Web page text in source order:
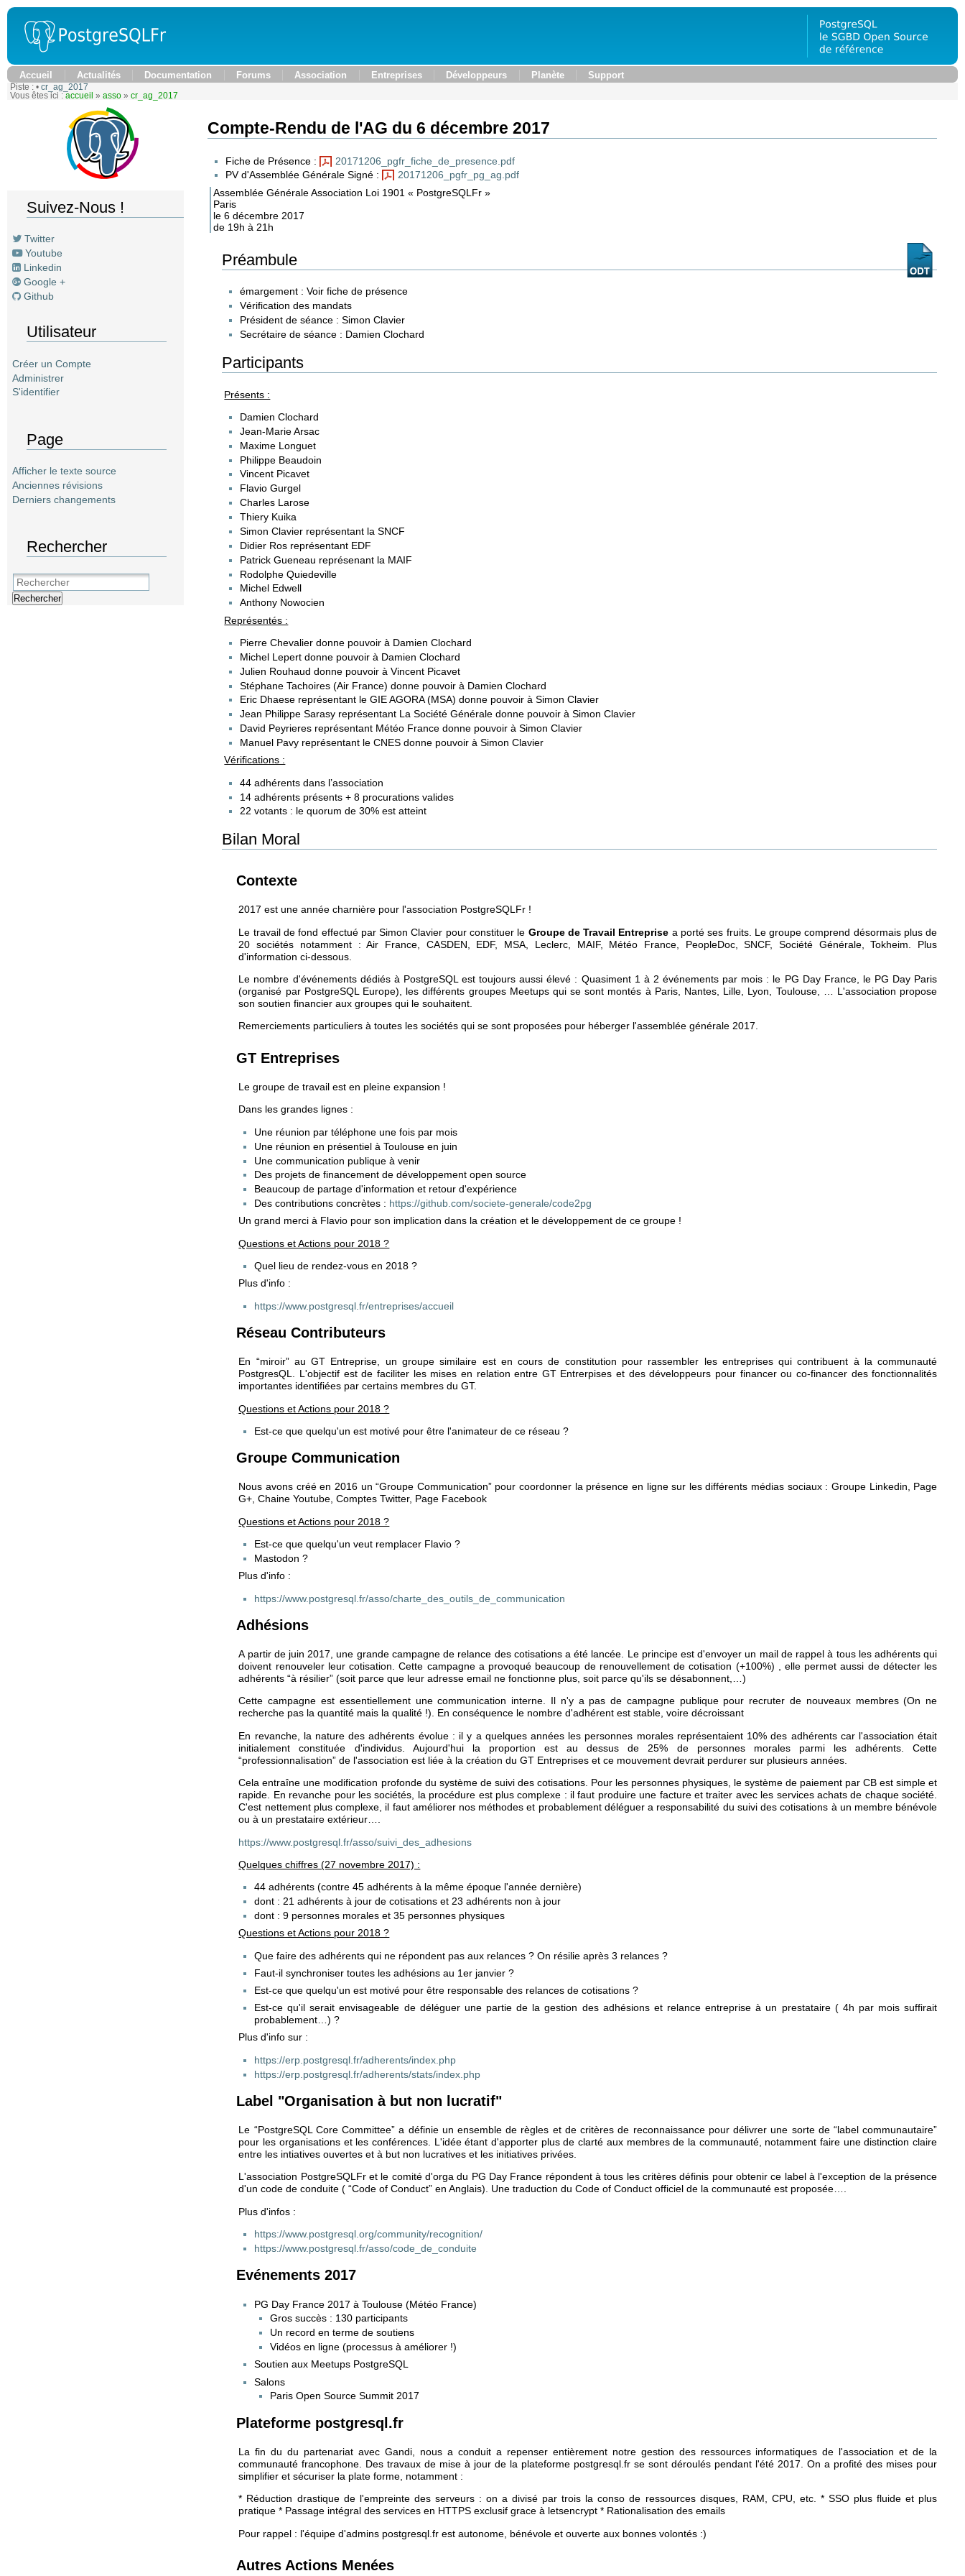
Accueil Actualités Documentation Forums Association Entreprises Développeurs Planète Support
Piste : • cr_ag_2017
Vous êtes ici : accueil » asso » cr_ag_2017
Suivez-Nous !
Twitter
Youtube
Linkedin
Google +
Github
Utilisateur
Créer un Compte
Administrer
S'identifier
Page
Afficher le texte source
Anciennes révisions
Derniers changements
Rechercher
Rechercher
Compte-Rendu de l'AG du 6 décembre 2017
Fiche de Présence :
20171206_pgfr_fiche_de_presence.pdf
PV d'Assemblée Générale Signé :
20171206_pgfr_pg_ag.pdf
Assemblée Générale Association Loi 1901 « PostgreSQLFr »
Paris
le 6 décembre 2017
de 19h à 21h
Préambule
émargement : Voir fiche de présence
Vérification des mandats
Président de séance : Simon Clavier
Secrétaire de séance : Damien Clochard
Participants
Présents :
Damien Clochard
Jean-Marie Arsac
Maxime Longuet
Philippe Beaudoin
Vincent Picavet
Flavio Gurgel
Charles Larose
Thiery Kuika
Simon Clavier représentant la SNCF
Didier Ros représentant EDF
Patrick Gueneau représenant la MAIF
Rodolphe Quiedeville
Michel Edwell
Anthony Nowocien
Représentés :
Pierre Chevalier donne pouvoir à Damien Clochard
Michel Lepert donne pouvoir à Damien Clochard
Julien Rouhaud donne pouvoir à Vincent Picavet
Stéphane Tachoires (Air France) donne pouvoir à Damien Clochard
Eric Dhaese représentant le GIE AGORA (MSA) donne pouvoir à Simon Clavier
Jean Philippe Sarasy représentant La Société Générale donne pouvoir à Simon Clavier
David Peyrieres représentant Météo France donne pouvoir à Simon Clavier
Manuel Pavy représentant le CNES donne pouvoir à Simon Clavier
Vérifications :
44 adhérents dans l’association
14 adhérents présents + 8 procurations valides
22 votants : le quorum de 30% est atteint
Bilan Moral
Contexte
2017 est une année charnière pour l'association PostgreSQLFr !
Le travail de fond effectué par Simon Clavier pour constituer le Groupe de Travail Entreprise a porté ses fruits. Le groupe comprend désormais plus de
20 sociétés notamment : Air France, CASDEN, EDF, MSA, Leclerc, MAIF, Météo France, PeopleDoc, SNCF, Société Générale, Tokheim. Plus
d'information ci-dessous.
Le nombre d'événements dédiés à PostgreSQL est toujours aussi élevé : Quasiment 1 à 2 événements par mois : le PG Day France, le PG Day Paris
(organisé par PostgreSQL Europe), les différents groupes Meetups qui se sont montés à Paris, Nantes, Lille, Lyon, Toulouse, … L'association propose
son soutien financier aux groupes qui le souhaitent.
Remerciements particuliers à toutes les sociétés qui se sont proposées pour héberger l'assemblée générale 2017.
GT Entreprises
Le groupe de travail est en pleine expansion !
Dans les grandes lignes :
Une réunion par téléphone une fois par mois
Une réunion en présentiel à Toulouse en juin
Une communication publique à venir
Des projets de financement de développement open source
Beaucoup de partage d'information et retour d'expérience
Des contributions concrètes : https://github.com/societe-generale/code2pg
Un grand merci à Flavio pour son implication dans la création et le développement de ce groupe !
Questions et Actions pour 2018 ?
Quel lieu de rendez-vous en 2018 ?
Plus d'info :
https://www.postgresql.fr/entreprises/accueil
Réseau Contributeurs
En “miroir” au GT Entreprise, un groupe similaire est en cours de constitution pour rassembler les entreprises qui contribuent à la communauté
PostgresQL. L'objectif est de faciliter les mises en relation entre GT Entrerpises et des développeurs pour financer ou co-financer des fonctionnalités
importantes identifiées par certains membres du GT.
Questions et Actions pour 2018 ?
Est-ce que quelqu'un est motivé pour être l'animateur de ce réseau ?
Groupe Communication
Nous avons créé en 2016 un “Groupe Communication” pour coordonner la présence en ligne sur les différents médias sociaux : Groupe Linkedin, Page
G+, Chaine Youtube, Comptes Twitter, Page Facebook
Questions et Actions pour 2018 ?
Est-ce que quelqu'un veut remplacer Flavio ?
Mastodon ?
Plus d'info :
https://www.postgresql.fr/asso/charte_des_outils_de_communication
Adhésions
A partir de juin 2017, une grande campagne de relance des cotisations a été lancée. Le principe est d'envoyer un mail de rappel à tous les adhérents qui
doivent renouveler leur cotisation. Cette campagne a provoqué beaucoup de renouvellement de cotisation (+100%) , elle permet aussi de détecter les
adhérents “à résilier” (soit parce que leur adresse email ne fonctionne plus, soit parce qu'ils se désabonnent,…)
Cette campagne est essentiellement une communication interne. Il n'y a pas de campagne publique pour recruter de nouveaux membres (On ne
recherche pas la quantité mais la qualité !). En conséquence le nombre d'adhérent est stable, voire décroissant
En revanche, la nature des adhérents évolue : il y a quelques années les personnes morales représentaient 10% des adhérents car l'association était
initialement constituée d'individus. Aujourd'hui la proportion est au dessus de 25% de personnes morales parmi les adhérents. Cette
“professionnalisation” de l'association est liée à la création du GT Entreprises et ce mouvement devrait perdurer sur plusieurs années.
Cela entraîne une modification profonde du système de suivi des cotisations. Pour les personnes physiques, le système de paiement par CB est simple et
rapide. En revanche pour les sociétés, la procédure est plus complexe : il faut produire une facture et traiter avec les services achats de chaque société.
C'est nettement plus complexe, il faut améliorer nos méthodes et probablement déléguer a responsabilité du suivi des cotisations à un membre bénévole
ou à un prestataire extérieur….
https://www.postgresql.fr/asso/suivi_des_adhesions
Quelques chiffres (27 novembre 2017) :
44 adhérents (contre 45 adhérents à la même époque l'année dernière)
dont : 21 adhérents à jour de cotisations et 23 adhérents non à jour
dont : 9 personnes morales et 35 personnes physiques
Questions et Actions pour 2018 ?
Que faire des adhérents qui ne répondent pas aux relances ? On résilie après 3 relances ?
Faut-il synchroniser toutes les adhésions au 1er janvier ?
Est-ce que quelqu'un est motivé pour être responsable des relances de cotisations ?
Est-ce qu'il serait envisageable de déléguer une partie de la gestion des adhésions et relance entreprise à un prestataire ( 4h par mois suffirait
probablement…) ?
Plus d'info sur :
https://erp.postgresql.fr/adherents/index.php
https://erp.postgresql.fr/adherents/stats/index.php
Label "Organisation à but non lucratif"
Le “PostgreSQL Core Committee” a définie un ensemble de règles et de critères de reconnaissance pour délivrer une sorte de “label communautaire”
pour les organisations et les conférences. L'idée étant d'apporter plus de clarté aux membres de la communauté, notamment faire une distinction claire
entre les intiatives ouvertes et à but non lucratives et les initiatives privées.
L'association PostgreSQLFr et le comité d'orga du PG Day France répondent à tous les critères définis pour obtenir ce label à l'exception de la présence
d'un code de conduite ( “Code of Conduct” en Anglais). Une traduction du Code of Conduct officiel de la communauté est proposée….
Plus d'infos :
https://www.postgresql.org/community/recognition/
https://www.postgresql.fr/asso/code_de_conduite
Evénements 2017
PG Day France 2017 à Toulouse (Météo France)
Gros succès : 130 participants
Un record en terme de soutiens
Vidéos en ligne (processus à améliorer !)
Soutien aux Meetups PostgreSQL
Salons
Paris Open Source Summit 2017
Plateforme postgresql.fr
La fin du du partenariat avec Gandi, nous a conduit a repenser entièrement notre gestion des ressources informatiques de l'association et de la
communauté francophone. Des travaux de mise à jour de la plateforme postgresql.fr se sont déroulés pendant l'été 2017. On a profité des mises pour
simplifier et sécuriser la plate forme, notamment :
* Réduction drastique de l'empreinte des serveurs : on a divisé par trois la conso de ressources disques, RAM, CPU, etc. * SSO plus fluide et plus
pratique * Passage intégral des services en HTTPS exclusif grace à letsencrypt * Rationalisation des emails
Pour rappel : l'équipe d'admins postgresql.fr est autonome, bénévole et ouverte aux bonnes volontés :)
Autres Actions Menées